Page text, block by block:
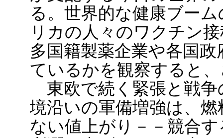
る。世界的な健康ブー
リカの人々のワクチン
多国籍製薬企業や各国
ているかを観察すると
東欧で続く緊張と戦争
境沿いの軍備増強は、
ない値上がり－－競合